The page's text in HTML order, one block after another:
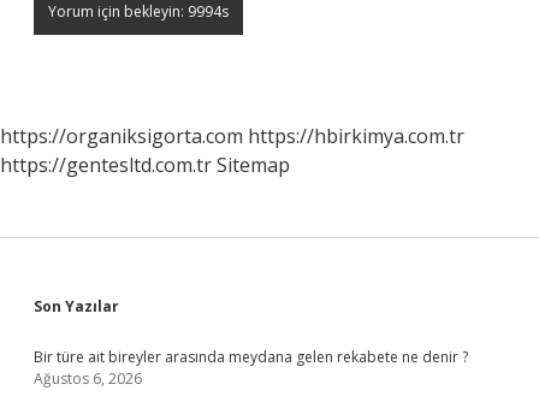
https://organiksigorta.com https://hbirkimya.com.tr
https://gentesltd.com.trSitemap
Sidebar
Son Yazılar
Bir türe ait bireyler arasında meydana gelen rekabete ne denir ?
Ağustos 6, 2026